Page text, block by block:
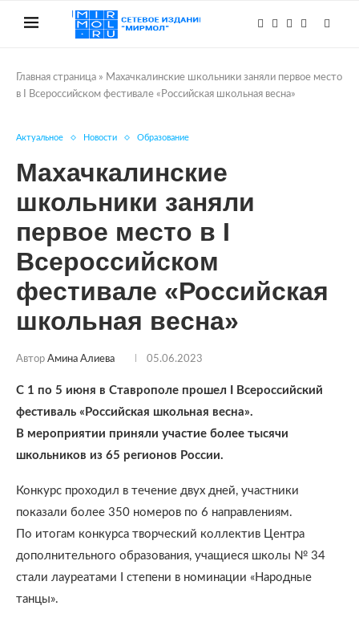
Главная страница » Махачкалинские школьники заняли первое место
в I Всероссийском фестивале «Российская школьная весна»
Актуальное Новости Образование
Махачкалинские
школьники заняли
первое место в I
Всероссийском
фестивале «Российская
школьная весна»
Автор Амина Алиева 05.06.2023
С 1 по 5 июня в Ставрополе прошел I Всероссийский
фестиваль «Российская школьная весна».
В мероприятии приняли участие более тысячи
школьников из 65 регионов России.
Конкурс проходил в течение двух дней, участники
показали более 350 номеров по 6 направлениям.
По итогам конкурса творческий коллектив Центра
дополнительного образования, учащиеся школы № 34
стали лауреатами I степени в номинации «Народные
танцы».